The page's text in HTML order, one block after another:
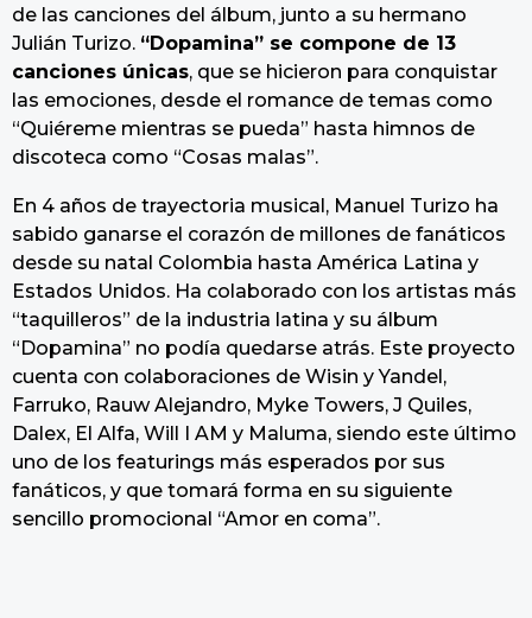
de las canciones del álbum, junto a su hermano
Julián Turizo. “Dopamina” se compone de 13
canciones únicas, que se hicieron para conquistar
las emociones, desde el romance de temas como
“Quiéreme mientras se pueda” hasta himnos de
discoteca como “Cosas malas”.
En 4 años de trayectoria musical, Manuel Turizo ha
sabido ganarse el corazón de millones de fanáticos
desde su natal Colombia hasta América Latina y
Estados Unidos. Ha colaborado con los artistas más
“taquilleros” de la industria latina y su álbum
“Dopamina” no podía quedarse atrás. Este proyecto
cuenta con colaboraciones de Wisin y Yandel,
Farruko, Rauw Alejandro, Myke Towers, J Quiles,
Dalex, El Alfa, Will I AM y Maluma, siendo este último
uno de los featurings más esperados por sus
fanáticos, y que tomará forma en su siguiente
sencillo promocional “Amor en coma”.